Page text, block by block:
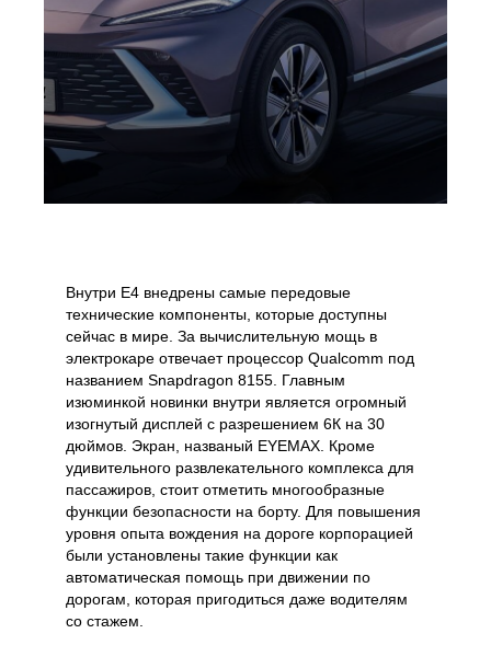
Внутри E4 внедрены самые передовые
технические компоненты, которые доступны
сейчас в мире. За вычислительную мощь в
электрокаре отвечает процессор Qualcomm под
названием Snapdragon 8155. Главным
изюминкой новинки внутри является огромный
изогнутый дисплей с разрешением 6К на 30
дюймов. Экран, названый EYEMAX. Кроме
удивительного развлекательного комплекса для
пассажиров, стоит отметить многообразные
функции безопасности на борту. Для повышения
уровня опыта вождения на дороге корпорацией
были установлены такие функции как
автоматическая помощь при движении по
дорогам, которая пригодиться даже водителям
со стажем.